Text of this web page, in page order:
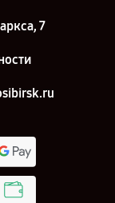
7